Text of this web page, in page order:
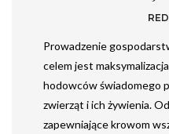
Prowadzenie
celem jest
hodowców świadomego
zwierząt i ich żywienia.
zapewniające krowom